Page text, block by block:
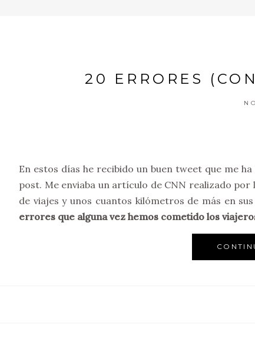
20 ERRORES
En estos días he recibido un buen tweet que me
post. Me enviaba un artículo de CNN realizado
de viajes y unos cuantos kilómetros de más en
errores que alguna vez hemos cometido los